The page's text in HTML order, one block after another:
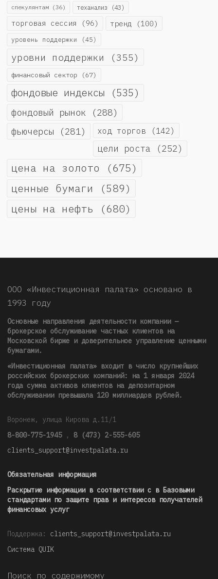
спекулянтам (36) теханализ (43)
торговая сессия (96) тренд (100)
уровень поддержки (45)
уровни поддержки (355)
финансовый сектор (67)
фондовые индексы (535)
фондовый рынок (288)
фьючерсы (281) ход торгов (142)
цели роста (252)
цена на золото (675)
ценные бумаги (589)
цены на нефть (680)
ООО «Инвестиционная палата» основано в
1993 году
Основные направления деятельности компании —
брокерское обслуживание частных клиентов на
Московской бирже и доверительное управление ценными
бумагами.
«Инвестиционная палата» входит в число крупнейших
российских брокерских компаний: на 1 января 2024
года сумма активов клиентов на депозитарном
обслуживании превышала 120 миллиардов рублей.
Воронеж, улица Кирова д.11/1
8-800-775-1945 , 8 (473) 2-555-605
clients_support@investpalata.ru
Обязательная информация
Раскрытие информации в соответствии с в Базовыми
стандартами по защите прав и интересов получателей
финансовых услуг
Поддержка: clients_support@investpalata.ru
Система QUIK
Поиск по содержимому